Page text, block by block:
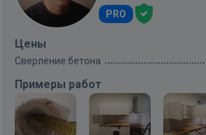
PRO
Цены
Сверление бетона
Примеры работ